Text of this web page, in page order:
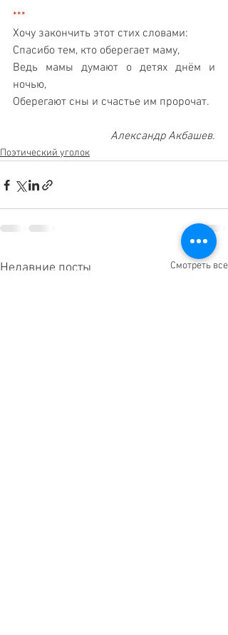
***
Хочу закончить этот стих словами:
Спасибо тем, кто оберегает маму,
Ведь мамы думают о детях днём и
ночью,
Оберегают сны и счастье им пророчат.
Александр Акбашев.
Поэтический уголок
Недавние посты Смотреть все